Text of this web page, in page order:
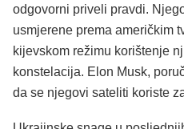
odgovorni priveli pravdi.
usmjerene prema američkim
kijevskom režimu korištenje
konstelacija. Elon Musk,
da se njegovi sateliti koriste